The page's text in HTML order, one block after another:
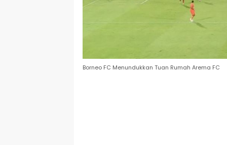
Borneo FC Menundukkan Tuan Rumah Arema FC